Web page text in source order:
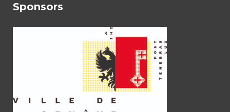
Sponsors